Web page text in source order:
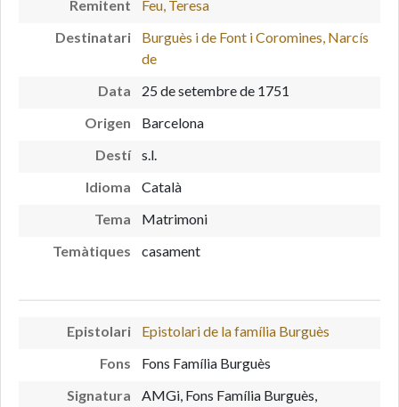
Remitent
Feu, Teresa
Destinatari
Burguès i de Font i Coromines, Narcís
de
Data
25 de setembre de 1751
Origen
Barcelona
Destí
s.l.
Idioma
Català
Tema
Matrimoni
Temàtiques
casament
Epistolari
Epistolari de la família Burguès
Fons
Fons Família Burguès
Signatura
AMGi, Fons Família Burguès,